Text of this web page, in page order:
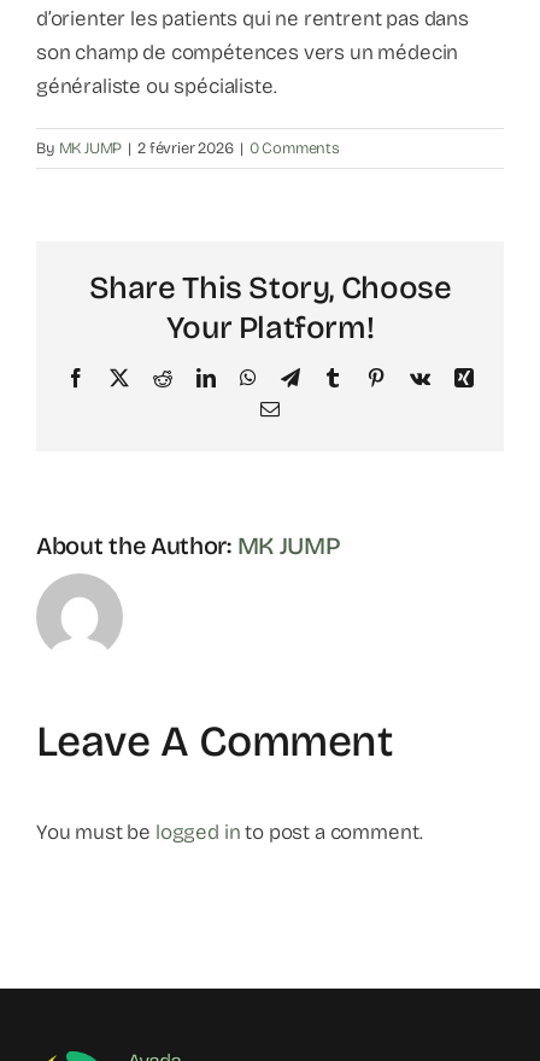
d’orienter les patients qui ne rentrent pas dans
son champ de compétences vers un médecin
généraliste ou spécialiste.
By MK JUMP | 2 février 2026 | 0 Comments
Share This Story, Choose
Your Platform!
Facebook
X RedditLinkedInWhatsApp
TelegramTumblr PinterestVk
Xing
Email
About the Author: MK JUMP
Leave A Comment
You must be logged into post a comment.